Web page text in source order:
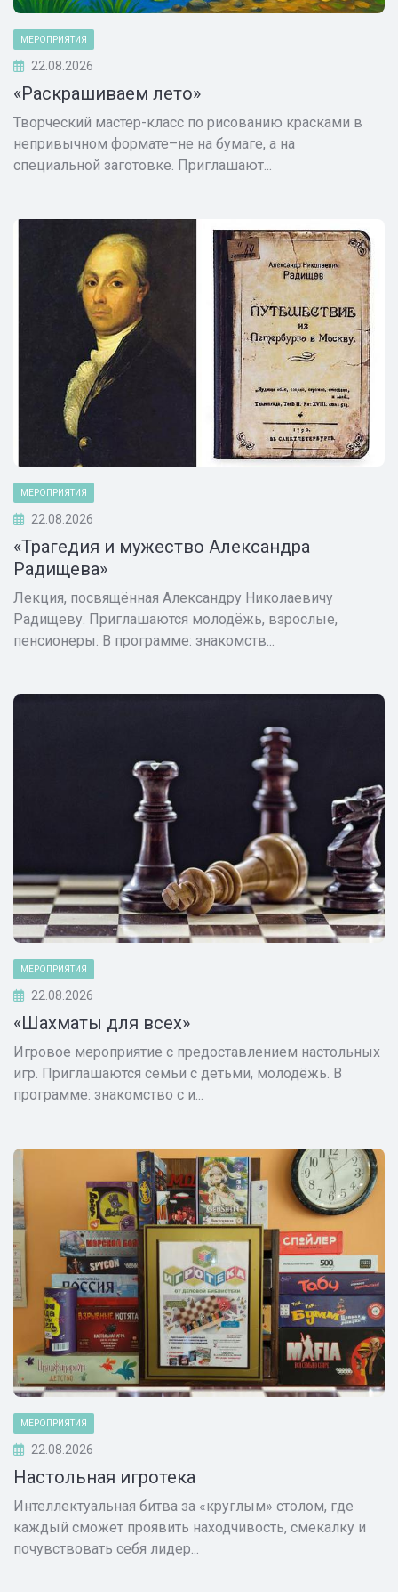
МЕРОПРИЯТИЯ
22.08.2026
«Раскрашиваем лето»
Творческий мастер-класс по рисованию красками в
непривычном формате–не на бумаге, а на
специальной заготовке. Приглашают...
МЕРОПРИЯТИЯ
22.08.2026
«Трагедия и мужество Александра
Радищева»
Лекция, посвящённая Александру Николаевичу
Радищеву. Приглашаются молодёжь, взрослые,
пенсионеры. В программе: знакомств...
МЕРОПРИЯТИЯ
22.08.2026
«Шахматы для всех»
Игровое мероприятие с предоставлением настольных
игр. Приглашаются семьи с детьми, молодёжь. В
программе: знакомство с и...
МЕРОПРИЯТИЯ
22.08.2026
Настольная игротека
Интеллектуальная битва за «круглым» столом, где
каждый сможет проявить находчивость, смекалку и
почувствовать себя лидер...